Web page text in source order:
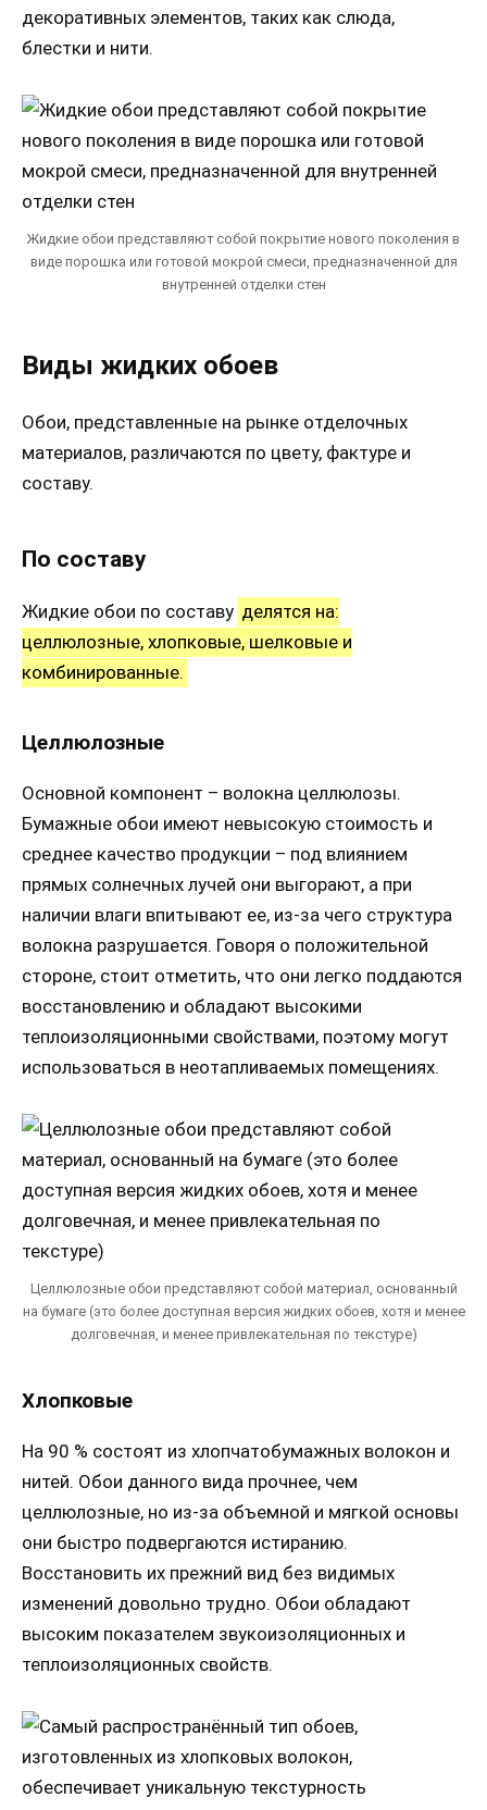
декоративных элементов, таких как слюда,
блестки и нити.
Жидкие обои представляют собой покрытие нового поколения в
виде порошка или готовой мокрой смеси, предназначенной для
внутренней отделки стен
Виды жидких обоев
Обои, представленные на рынке отделочных
материалов, различаются по цвету, фактуре и
составу.
По составу
Жидкие обои по составу делятся на:
целлюлозные, хлопковые, шелковые и
комбинированные.
Целлюлозные
Основной компонент – волокна целлюлозы.
Бумажные обои имеют невысокую стоимость и
среднее качество продукции – под влиянием
прямых солнечных лучей они выгорают, а при
наличии влаги впитывают ее, из-за чего структура
волокна разрушается. Говоря о положительной
стороне, стоит отметить, что они легко поддаются
восстановлению и обладают высокими
теплоизоляционными свойствами, поэтому могут
использоваться в неотапливаемых помещениях.
Целлюлозные обои представляют собой материал, основанный
на бумаге (это более доступная версия жидких обоев, хотя и менее
долговечная, и менее привлекательная по текстуре)
Хлопковые
На 90 % состоят из хлопчатобумажных волокон и
нитей. Обои данного вида прочнее, чем
целлюлозные, но из-за объемной и мягкой основы
они быстро подвергаются истиранию.
Восстановить их прежний вид без видимых
изменений довольно трудно. Обои обладают
высоким показателем звукоизоляционных и
теплоизоляционных свойств.